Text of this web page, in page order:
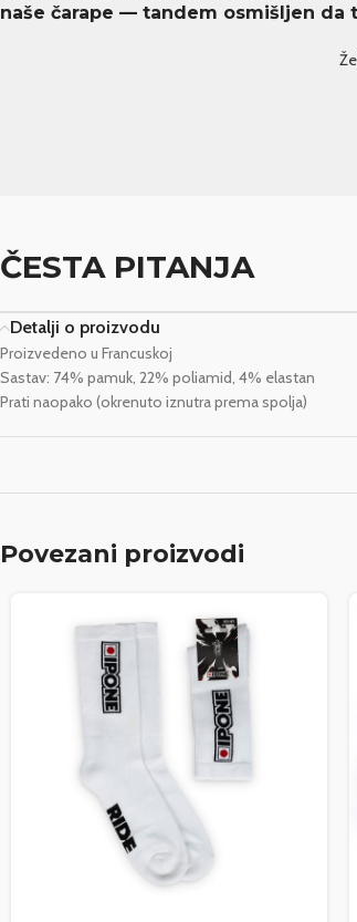
naše čarape — tandem osmišljen da
ČESTA PITANJA
Detalji o proizvodu
Proizvedeno u Francuskoj
Sastav: 74% pamuk, 22% poliamid, 4% elastan
Prati naopako (okrenuto iznutra prema spolja)
Povezani proizvodi